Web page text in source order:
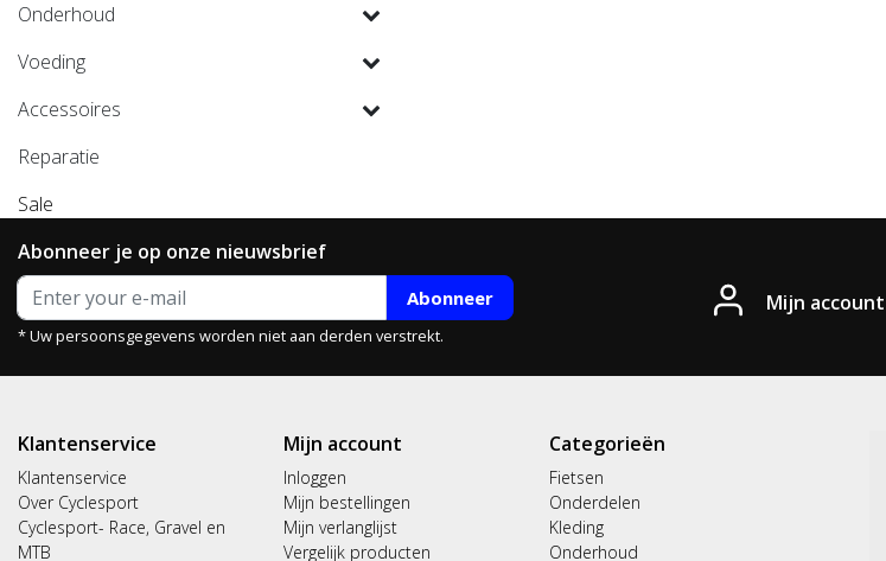
Onderhoud
Voeding
Accessoires
Reparatie
Sale
Abonneer je op onze nieuwsbrief
Abonneer
* Uw persoonsgegevens worden niet aan derden verstrekt.
Mijn account
Klantenservice
Klantenservice
Over Cyclesport
Cyclesport- Race, Gravel en
MTB
Mijn account
Inloggen
Mijn bestellingen
Mijn verlanglijst
Vergelijk producten
Categorieën
Fietsen
Onderdelen
Kleding
Onderhoud